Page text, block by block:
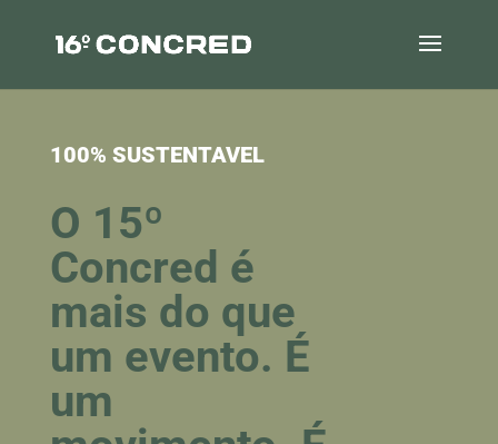
100% SUSTENTAVEL
O 15º
Concred é
mais do que
um evento. É
um